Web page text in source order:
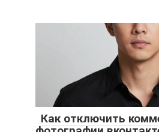
Как отключить